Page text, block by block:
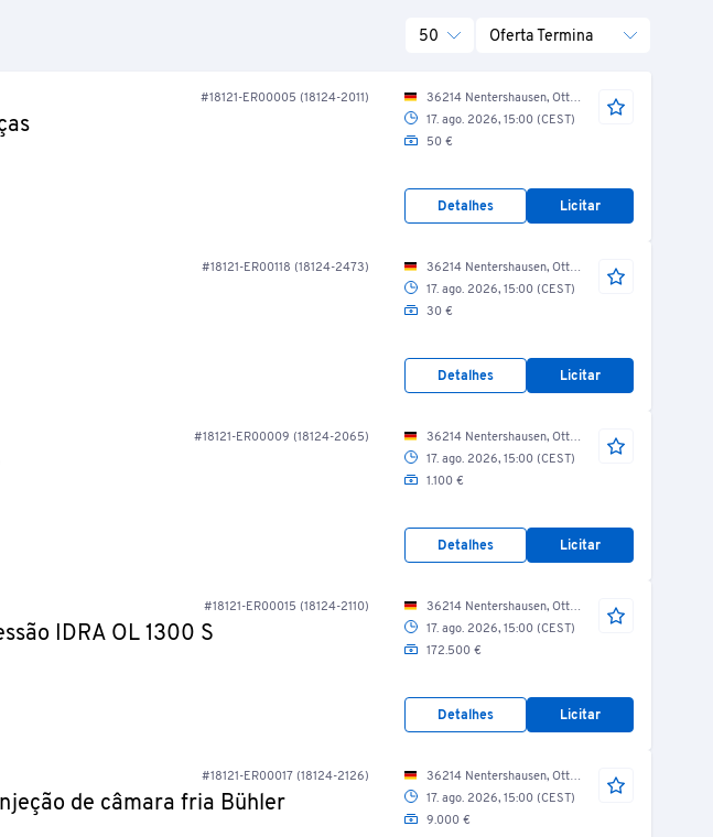
50 Oferta Termina
#18121-ER00005 (18124-2011)
36214 Nentershausen, Otto-Schäfer-Str./ Werkzeugbau
17. ago. 2026, 15:00 (CEST)
50 €
Detalhes Licitar
#18121-ER00118 (18124-2473)
36214 Nentershausen, Otto-Schäfer-Str./ alte Gießerei
17. ago. 2026, 15:00 (CEST)
30 €
Detalhes Licitar
#18121-ER00009 (18124-2065)
36214 Nentershausen, Otto-Schäfer-Str./ Werkzeugbau
17. ago. 2026, 15:00 (CEST)
1.100 €
Detalhes Licitar
#18121-ER00015 (18124-2110)
IDRA OL 1300 S
36214 Nentershausen, Otto-Schäfer-Str./ Gießerei/ Linie 3
17. ago. 2026, 15:00 (CEST)
172.500 €
Detalhes Licitar
#18121-ER00017 (18124-2126)
de câmara fria Bühler
36214 Nentershausen, Otto-Schäfer-Str./ Gießerei/ Linie 3
17. ago. 2026, 15:00 (CEST)
9.000 €